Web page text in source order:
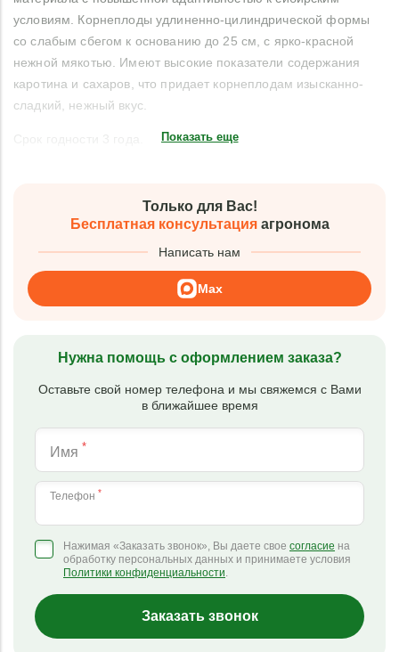
условиям. Корнеплоды удлиненно-цилиндрической формы
со слабым сбегом к основанию до 25 см, с ярко-красной
нежной мякотью. Имеют высокие показатели содержания
каротина и сахаров, что придает корнеплодам изысканно-
сладкий, нежный вкус.
Показать еще
Только для Вас!
Бесплатная консультацияагронома
Написать нам
Max
Нужна помощь с оформлением заказа?
Оставьте свой номер телефона и мы свяжемся с Вами
в ближайшее время
Имя *
Телефон *
Нажимая «Заказать звонок», Вы даете свое согласие на
обработку персональных данных и принимаете условия
Политики конфиденциальности.
Заказать звонок